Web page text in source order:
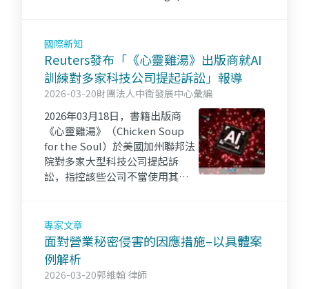
對話。
國際新知
Reuters發布「《心靈雞湯》出版商就AI
訓練對多家科技公司提起訴訟」報導
2026-03-20財團法人中衛發展中心彙編
2026年03月18日，書籍出版商
《心靈雞湯》（Chicken Soup
for the Soul）於美國加州聯邦法
院對多家大型科技公司提起訴
訟，指控該些公司不當使用其書
專家文章
面對營業秘密侵害的因應措施–以具體案
例解析
2026-03-20郭維翰 律師